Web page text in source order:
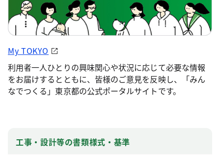
My TOKYO
利用者一人ひとりの興味関心や状況に応じて必要な情報
をお届けするとともに、皆様のご意見を反映し、「みん
なでつくる」東京都の公式ポータルサイトです。
工事・設計等の書類様式・基準